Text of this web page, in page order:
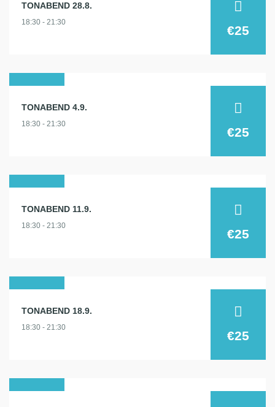
2024
TONABEND 28.8.
18:30 - 21:30
€25
2024
TONABEND 4.9.
18:30 - 21:30
€25
2024
TONABEND 11.9.
18:30 - 21:30
€25
2024
TONABEND 18.9.
18:30 - 21:30
€25